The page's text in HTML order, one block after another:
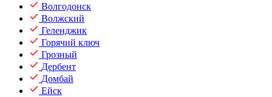
Волгодонск
Волжский
Геленджик
Горячий ключ
Грозный
Дербент
Домбай
Ейск